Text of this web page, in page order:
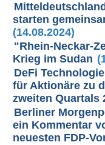
starten
(14.08.2024)
"Rhein-Neckar-
Krieg im Sudan
DeFi
für Aktionäre zu
zweiten Quartals
Berliner
ein Kommentar
neuesten FDP-